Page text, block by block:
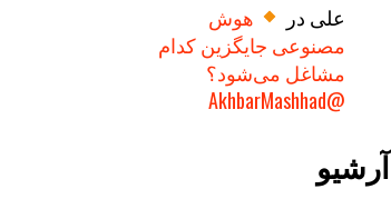
علی در
هوش
مصنوعی جایگزین کدام
مشاغل می‌شود؟
@AkhbarMashhad
آرشیو